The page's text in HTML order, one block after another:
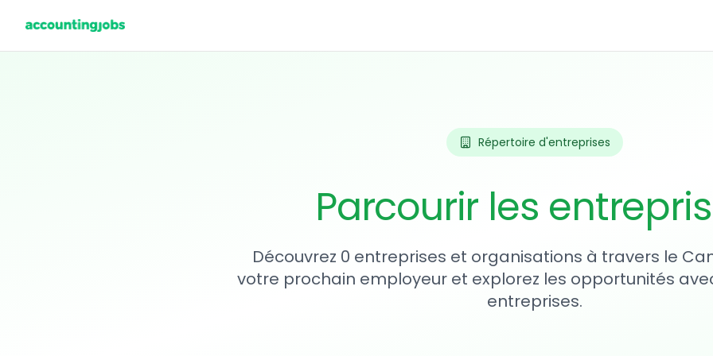
Répertoire d'entreprises
Parcourir les
Découvrez 0 entreprises et organisations à travers le
votre prochain employeur et explorez les opportunités
entreprises.